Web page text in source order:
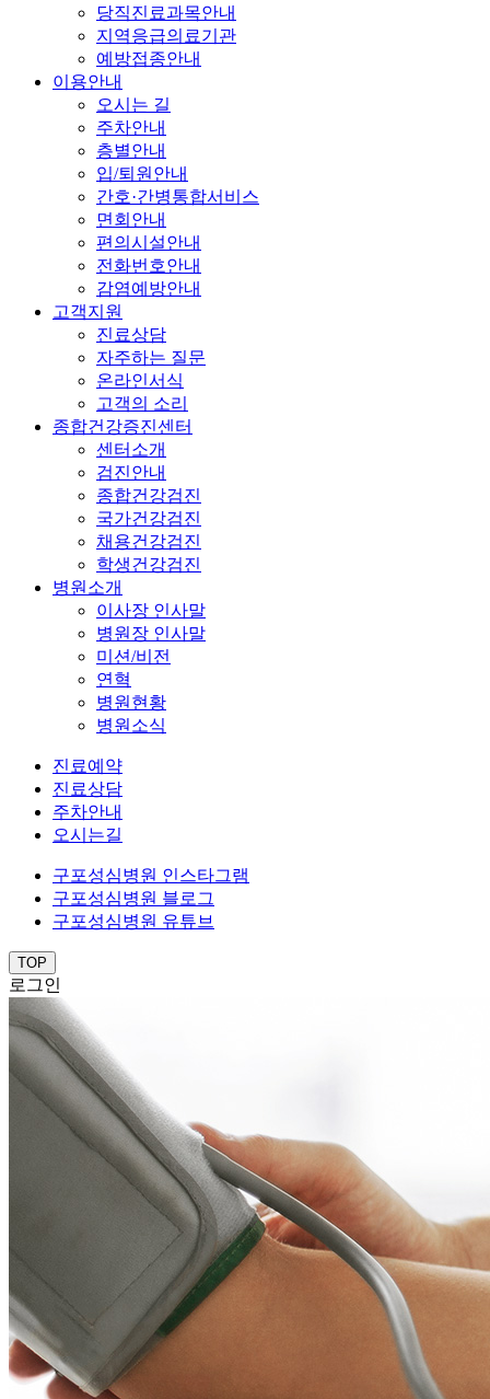
당직진료과목안내
지역응급의료기관
예방접종안내
이용안내
오시는 길
주차안내
층별안내
입/퇴원안내
간호·간병통합서비스
면회안내
편의시설안내
전화번호안내
감염예방안내
고객지원
진료상담
자주하는 질문
온라인서식
고객의 소리
종합건강증진센터
센터소개
검진안내
종합건강검진
국가건강검진
채용건강검진
학생건강검진
병원소개
이사장 인사말
병원장 인사말
미션/비전
연혁
병원현황
병원소식
진료예약
진료상담
주차안내
오시는길
구포성심병원 인스타그램
구포성심병원 블로그
구포성심병원 유튜브
TOP
로그인